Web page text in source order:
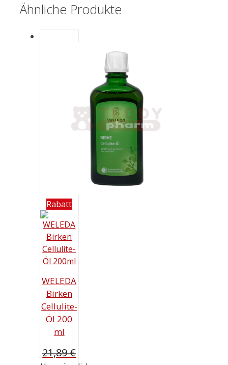
Ähnliche Produkte
Rabatt
WELEDA
Birken
Cellulite-
Öl 200
ml
21,89€